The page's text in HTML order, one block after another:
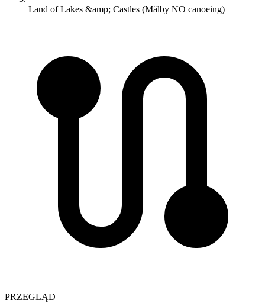
Land of Lakes &amp; Castles (Mälby NO canoeing)
PRZEGLĄD